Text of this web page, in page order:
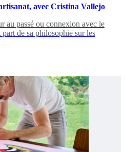
avec Cristina Vallejo
au passé ou connexion avec le
de sa philosophie sur les